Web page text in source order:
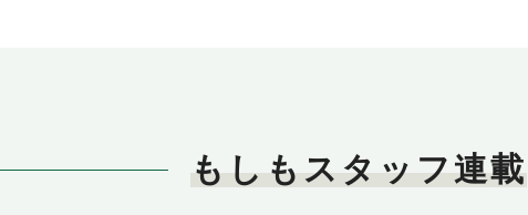
もしもスタッフ連載